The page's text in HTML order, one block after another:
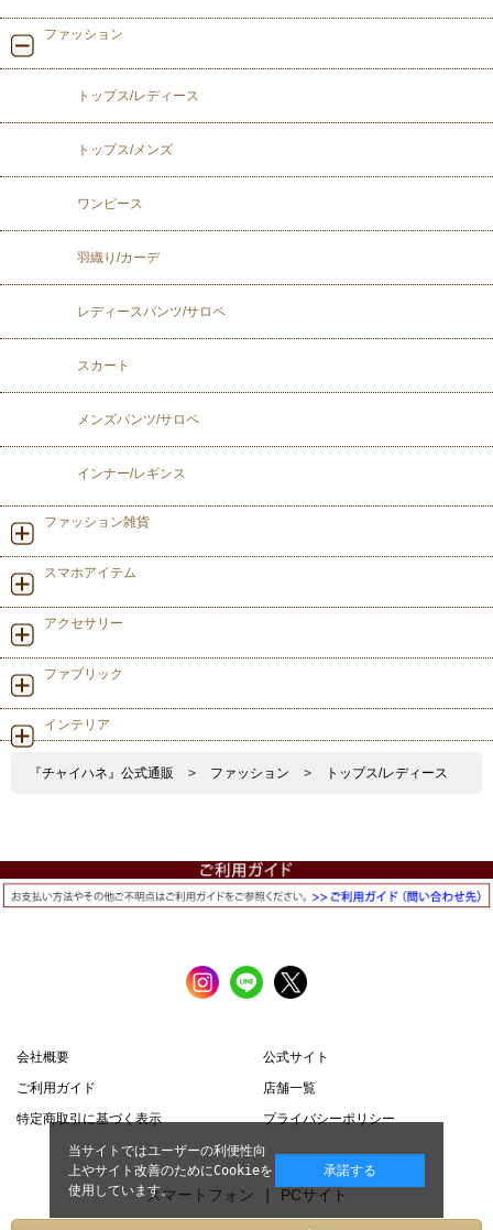
ファッション
トップス/レディース
トップス/メンズ
ワンピース
羽織り/カーデ
レディースパンツ/サロペ
スカート
メンズパンツ/サロペ
インナー/レギンス
ファッション雑貨
スマホアイテム
アクセサリー
ファブリック
インテリア
『チャイハネ』公式通販 > ファッション > トップス/レディース
会社概要
公式サイト
ご利用ガイド
店舗一覧
特定商取引に基づく表示
プライバシーポリシー
スマートフォン | PCサイト
当サイトではユーザーの利便性向
上やサイト改善のためにCookieを
使用しています。
承諾する